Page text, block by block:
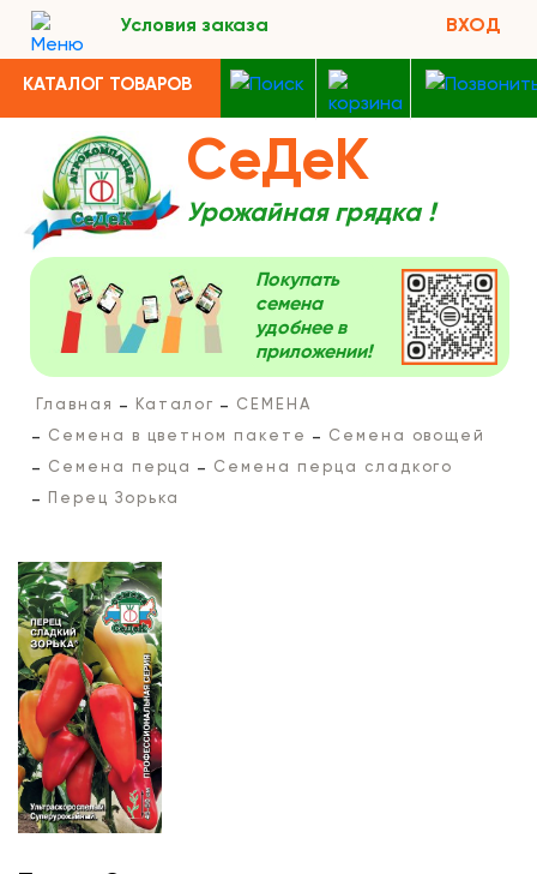
Условия заказа ВХОД
КАТАЛОГ ТОВАРОВ
СеДеК
Урожайная грядка !
Покупать
семена
удобнее в
приложении!
Главная Каталог
СЕМЕНА
Семена в цветном пакете
Семена овощей
Семена перца
Семена перца сладкого
Перец Зорька